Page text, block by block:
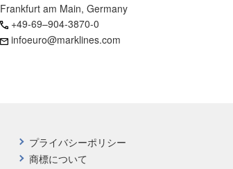
Frankfurt am Main, Germany
+49-69–904-3870-0
infoeuro@marklines.com
プライバシーポリシー
商標について